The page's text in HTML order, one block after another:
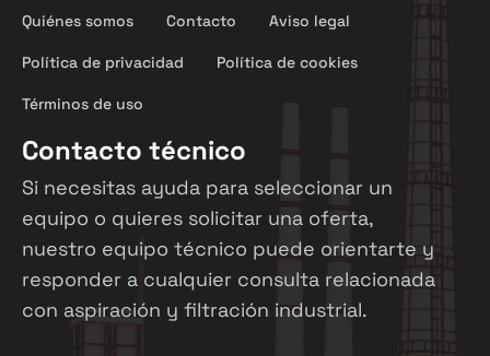
Quiénes somos Contacto Aviso legal
Política de privacidad Política de cookies
Términos de uso
Contacto técnico
Si necesitas ayuda para seleccionar un
equipo o quieres solicitar una oferta,
nuestro equipo técnico puede orientarte y
responder a cualquier consulta relacionada
con aspiración y filtración industrial.